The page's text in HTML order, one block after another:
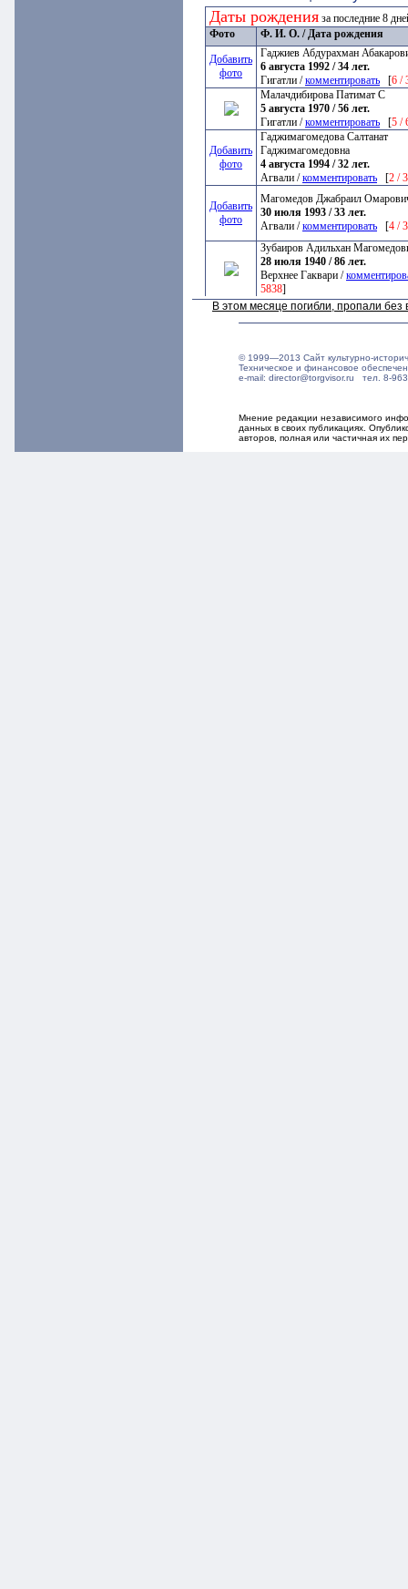
Даты рождения за последние 8
Фото
Ф. И. О. / Дата рождения
Добавить
фото
Гаджиев Абдурахман
6 августа 1992 / 34 лет.
Гигатли /комментировать [6 /
Малачдибирова Патимат С
5 августа 1970 / 56 лет.
Гигатли /комментировать [5 /
Добавить
фото
Гаджимагомедова Салтанат
Гаджимагомедовна
4 августа 1994 / 32 лет.
Агвали /комментировать [2 /
Добавить
фото
Магомедов Джабраил
30 июля 1993 / 33 лет.
Агвали /комментировать [4 /
Зубаиров Адильхан
28 июля 1940 / 86 лет.
Верхнее Гаквари /
5838]
В этом месяце погибли, пропали
© 1999—2013 Сайт культурно-
Техническое и финансовое
e-mail: director@torgvisor.ru тел. 8-
Мнение редакции независимого
данных в своих публикациях.
авторов, полная или частичная их